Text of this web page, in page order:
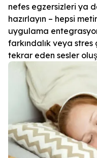
nefes egzersizleri ya
hazırlayın – hepsi
uygulama
farkındalık veya
tekrar eden sesler